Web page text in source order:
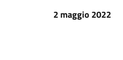
2 maggio 2022